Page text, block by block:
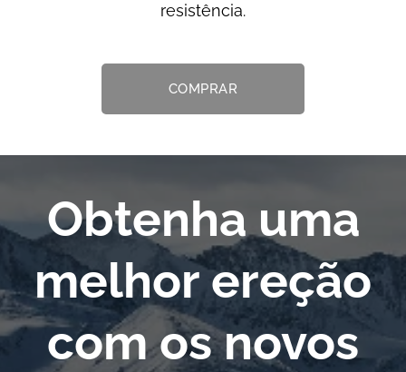
resistência.
COMPRAR
Obtenha uma
melhor ereção
com os novos